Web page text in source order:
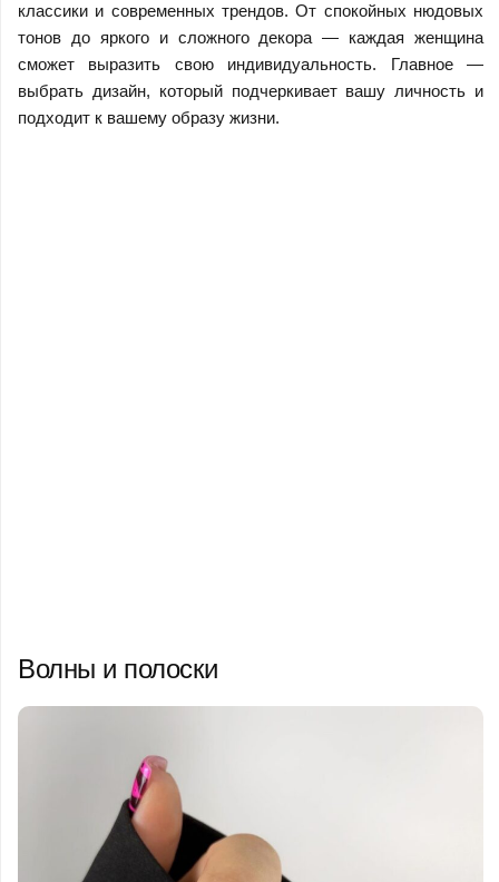
классики и современных трендов. От спокойных нюдовых
тонов до яркого и сложного декора — каждая женщина
сможет выразить свою индивидуальность. Главное —
выбрать дизайн, который подчеркивает вашу личность и
подходит к вашему образу жизни.
Волны и полоски